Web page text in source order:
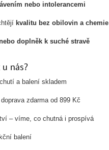
nebo intolerancemi
kvalitu bez obilovin a chemie
doplněk k suché stravě
nás?
a balení skladem
zdarma od 899 Kč
– víme, co chutná i prospívá
balení